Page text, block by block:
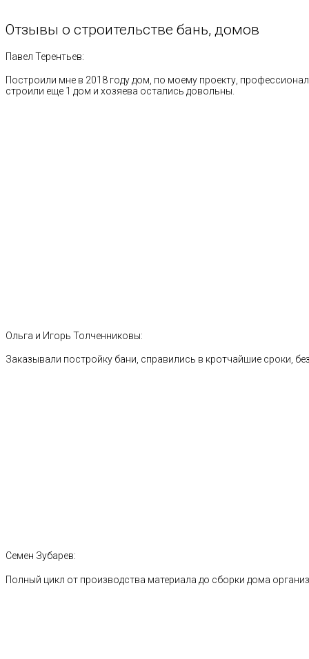
Отзывы о строительстве бань, домов
Павел Терентьев:
Построили мне в 2018 году дом, по моему проекту,
строили еще 1 дом и хозяева остались довольны.
Ольга и Игорь Толченниковы:
Заказывали постройку бани, справились в кротчайшие сроки,
Семен Зубарев:
Полный цикл от производства материала до сборки дома